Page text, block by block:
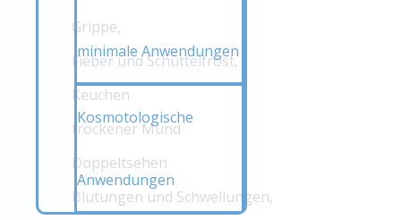
minimale Anwendungen
Kosmotologische
Anwendungen
Grippe,
Fieber und Schüttelfrost,
Keuchen
trockener Mund
Doppeltsehen
Blutungen und Schwellungen,